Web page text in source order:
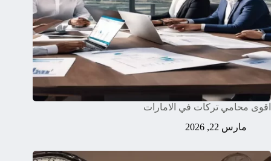
اقوى محامي تركات في الامارات
مارس 22, 2026